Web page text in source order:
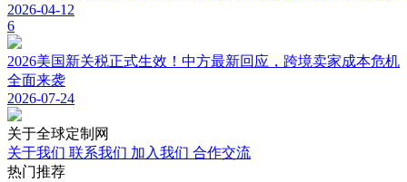
2026-04-12
6
2026美国新关税正式生效！中方最新回应，跨境卖家成本危机
全面来袭
2026-07-24
关于全球定制网
关于我们 联系我们 加入我们 合作交流
热门推荐